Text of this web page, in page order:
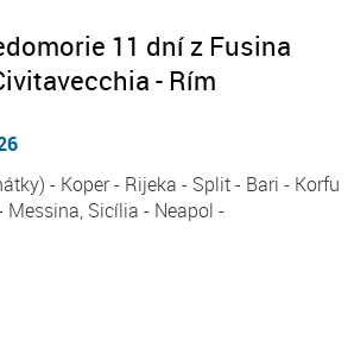
11 dní z Fusina
- Rím
- Koper - Rijeka - Split - Bari - Korfu
Messina, Sicília - Neapol -